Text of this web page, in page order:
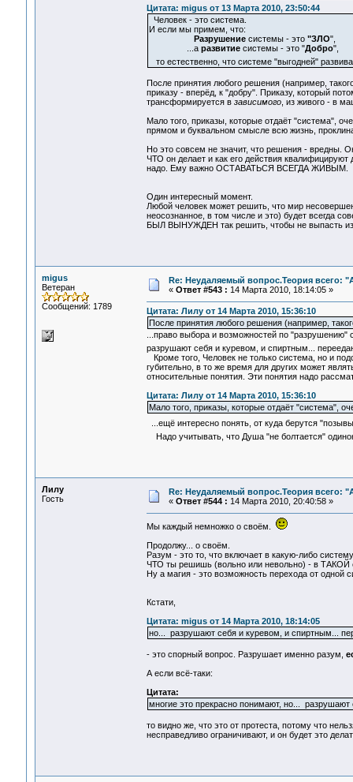
Цитата: migus от 13 Марта 2010, 23:50:44
Человек - это система.
И если мы примем, что:
Разрушениесистемы - это "ЗЛО",
...а развитиесистемы - это "Добро",
то естественно, что системе "выгодней"
После принятия любого решения (например,
приказу - вперёд, к "добру". Приказу, который
трансформируется в зависимого, из живого - в
Мало того, приказы, которые отдаёт "система",
прямом и буквальном смысле всю жизнь,
Но это совсем не значит, что решения - вредны.
ЧТО он делает и как его действия квалифицируют
надо. Ему важно ОСТАВАТЬСЯ ВСЕГДА ЖИВЫМ.
Один интересный момент.
Любой человек может решить, что мир
неосознанное, в том числе и это) будет всегда
БЫЛ ВЫНУЖДЕН так решить, чтобы не выпасть
migus
Ветеран
Сообщений: 1789
Re: Неудаляемый вопрос.Теория всего:
« Ответ #543 : 14 Марта 2010, 18:14:05 »
Цитата: Лилу от 14 Марта 2010, 15:36:10
После принятия любого решения (например,
...право выбора и возможностей по
разрушают себя и куревом, и спиртным...
Кроме того, Человек не только система, но и
губительно, в то же время для других может
относительные понятия. Эти понятия надо
Цитата: Лилу от 14 Марта 2010, 15:36:10
Мало того, приказы, которые отдаёт "система",
...ещё интересно понять, от куда берутся
Надо учитывать, что Душа "не болтается"
Лилу
Гость
Re: Неудаляемый вопрос.Теория всего:
« Ответ #544 : 14 Марта 2010, 20:40:58 »
Мы каждый немножко о своём.
Продолжу... о своём.
Разум - это то, что включает в какую-либо
ЧТО ты решишь (вольно или невольно) - в ТАКОЙ
Ну а магия - это возможность перехода от одной
Кстати,
Цитата: migus от 14 Марта 2010, 18:14:05
но... разрушают себя и куревом, и спиртным...
- это спорный вопрос. Разрушает именно разум,
А если всё-таки:
Цитата:
многие это прекрасно понимают, но...
то видно же, что это от протеста, потому что
несправедливо ограничивают, и он будет это